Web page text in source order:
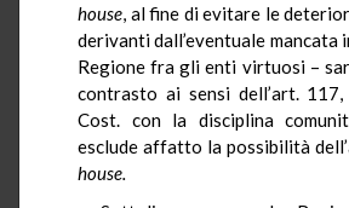
house, al fine di evitare le
derivanti dall’eventuale mancata
Regione fra gli enti virtuosi –
contrasto ai sensi dell’art. 117,
Cost. con la disciplina
esclude affatto la possibilità
house.